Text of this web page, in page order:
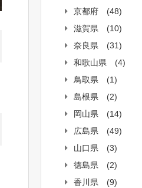
京都府
(48)
滋賀県
(10)
奈良県
(31)
和歌山県
(4)
鳥取県
(1)
島根県
(2)
岡山県
(14)
広島県
(49)
山口県
(3)
徳島県
(2)
香川県
(9)